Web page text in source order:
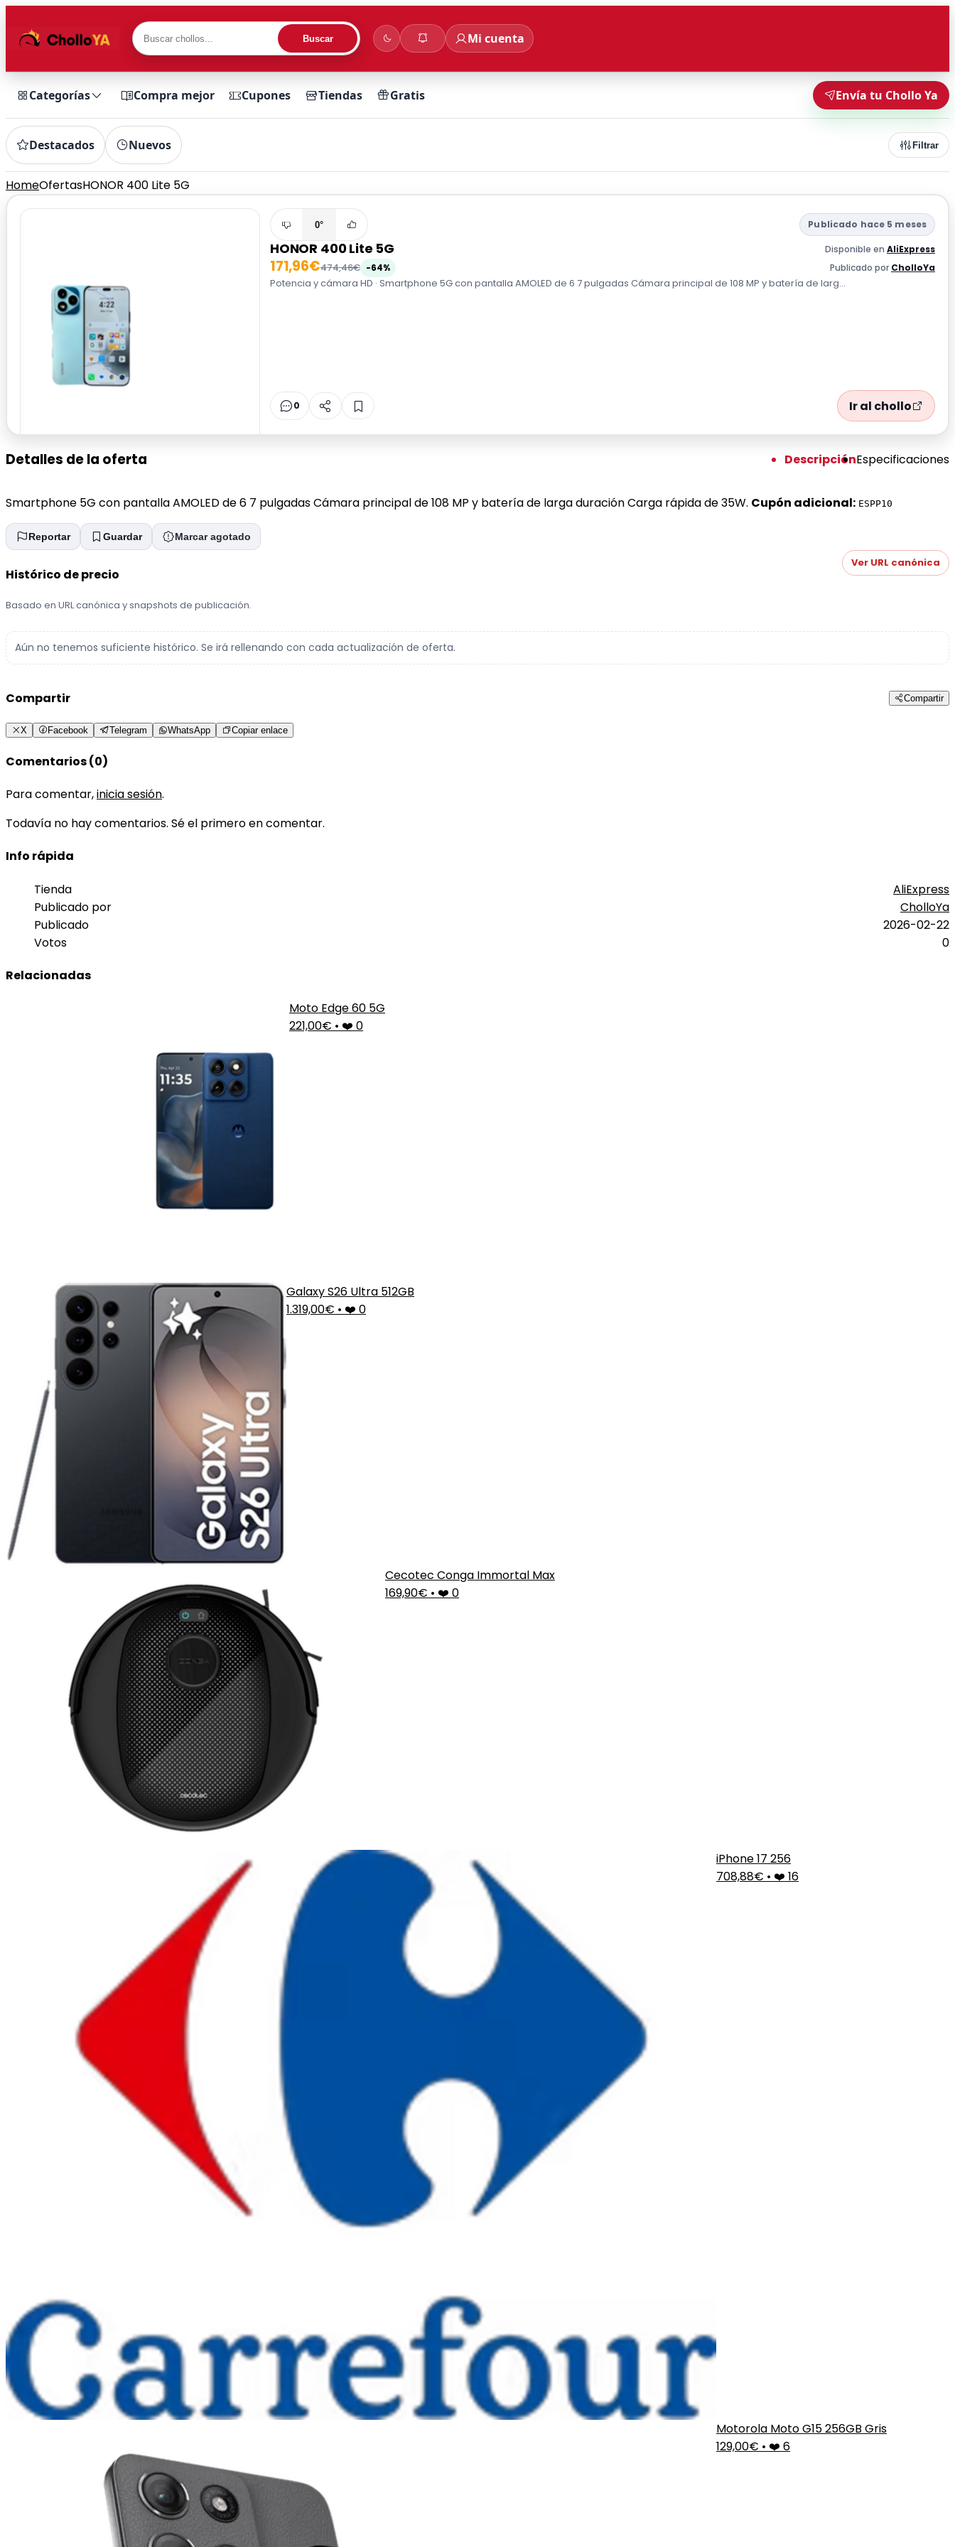
Buscar Mi cuenta
Categorías Compra mejor Cupones Tiendas Gratis Envía tu Chollo Ya
Destacados Nuevos Filtrar
HomeOfertasHONOR 400 Lite 5G
0° Publicado hace 5 meses
HONOR 400 Lite 5G Disponible en AliExpress
171,96€474,46€ -64% Publicado por CholloYa
Potencia y cámara HD · Smartphone 5G con pantalla AMOLED de 6 7 pulgadas Cámara principal de 108 MP y batería de larg...
0 Ir al chollo
Detalles de la oferta DescripciónEspecificaciones
Smartphone 5G con pantalla AMOLED de 6 7 pulgadas Cámara principal de 108 MP y batería de larga duración Carga rápida de 35W. Cupón adicional: ESPP10
Reportar Guardar Marcar agotado
Histórico de precio
Basado en URL canónica y snapshots de publicación.
Ver URL canónica
Aún no tenemos suficiente histórico. Se irá rellenando con cada actualización de oferta.
Compartir Compartir
X Facebook Telegram WhatsApp Copiar enlace
Comentarios (0)
Para comentar,inicia sesión.
Todavía no hay comentarios. Sé el primero en comentar.
Info rápida
Tienda
AliExpress
Publicado por
CholloYa
Publicado
2026-02-22
Votos
0
Relacionadas
Moto Edge 60 5G
221,00€ • ❤️ 0
Galaxy S26 Ultra 512GB
1.319,00€ • ❤️ 0
Cecotec Conga Immortal Max
169,90€ • ❤️ 0
iPhone 17 256
708,88€ • ❤️ 16
Motorola Moto G15 256GB Gris
129,00€ • ❤️ 6